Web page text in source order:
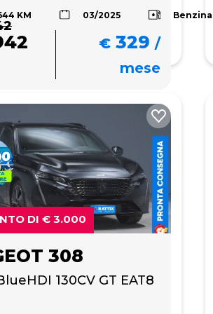
KM 03/2025 Benzina
€ 329 /
mese
DI € 3.000
308
130CV GT EAT8